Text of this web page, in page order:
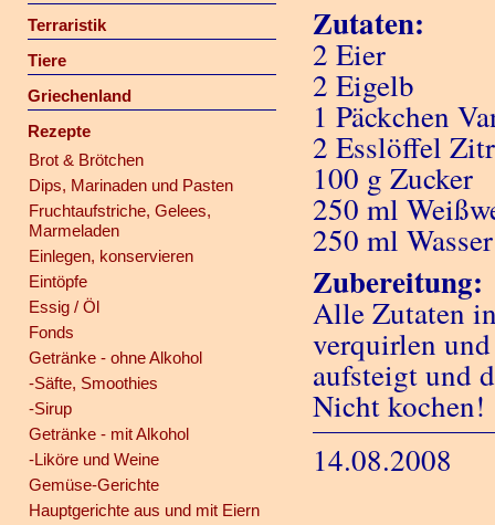
Terraristik
Tiere
Griechenland
Rezepte
Brot & Brötchen
Dips, Marinaden und Pasten
Fruchtaufstriche, Gelees,
Marmeladen
Einlegen, konservieren
Eintöpfe
Essig / Öl
Fonds
Getränke - ohne Alkohol
-Säfte, Smoothies
-Sirup
Getränke - mit Alkohol
-Liköre und Weine
Gemüse-Gerichte
Hauptgerichte aus und mit Eiern
Zutaten:
2 Eier
2 Eigelb
1 Päckchen
2 Esslöffel
100 g Zucker
250 ml
250 ml Wasser
Zubereitung:
Alle Zutaten
verquirlen
aufsteigt und
Nicht kochen!
14.08.2008